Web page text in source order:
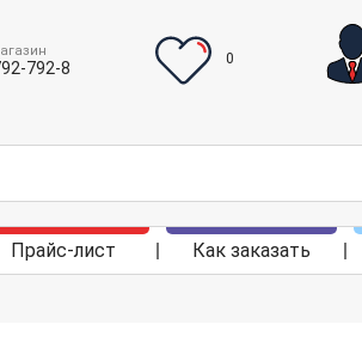
792-8
0
Прайс-лист Как заказать